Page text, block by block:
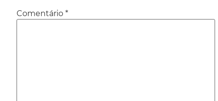
Comentário *